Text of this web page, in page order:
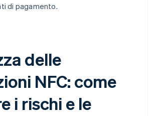
di pagamento.
delle
NFC: come
i rischi e le